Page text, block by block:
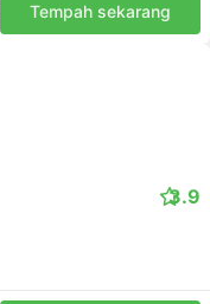
Tempah sekarang
3.9